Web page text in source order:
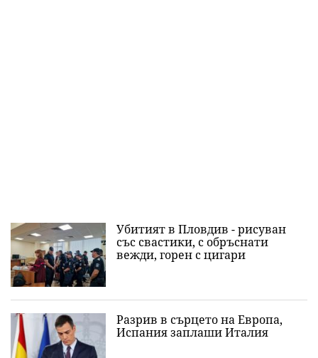
Убитият в Пловдив - рисуван
със свастики, с обръснати
вежди, горен с цигари
Разрив в сърцето на Европа,
Испания заплаши Италия